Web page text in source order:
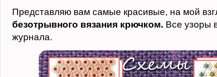
Представляю вам самые красивые, на мой
безотрывного вязания крючком. Все узоры
журнала.